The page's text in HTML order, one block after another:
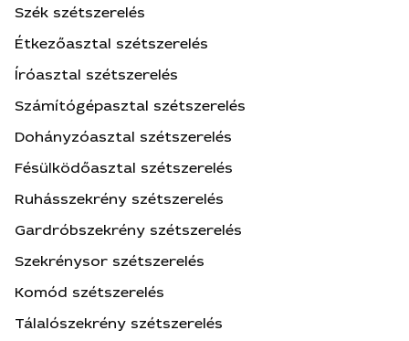
Szék szétszerelés
Étkezőasztal szétszerelés
Íróasztal szétszerelés
Számítógépasztal szétszerelés
Dohányzóasztal szétszerelés
Fésülködőasztal szétszerelés
Ruhásszekrény szétszerelés
Gardróbszekrény szétszerelés
Szekrénysor szétszerelés
Komód szétszerelés
Tálalószekrény szétszerelés